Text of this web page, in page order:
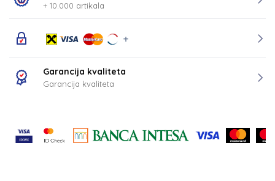
+ 10.000 artikala
Garancija kvaliteta
Garancija kvaliteta